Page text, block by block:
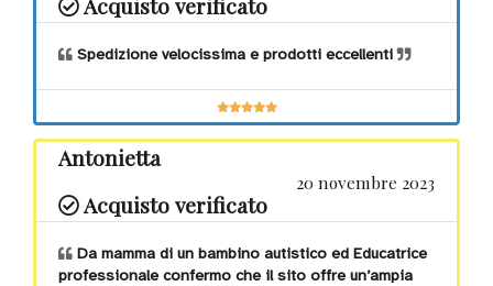
Spedizione velocissima e prodotti eccellenti
Antonietta
20 novembre 2023
Acquisto verificato
Da mamma di un bambino autistico ed Educatrice
professionale confermo che il sito offre un’ampia